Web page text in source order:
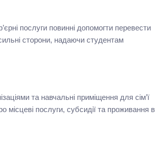
послуги повинні допомогти перевести
сторони, надаючи студентам
та навчальні приміщення для сім’ї
місцеві послуги, субсидії та проживання в